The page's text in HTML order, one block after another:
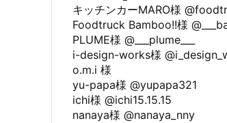
キッチンカーMARO様
Foodtruck Bamboo!!様
PLUME様 @___plume___
i-design-works様
o.m.i 様
yu-papa様 @yupapa321
ichi様 @ichi15.15.15
nanaya様 @nanaya_nny